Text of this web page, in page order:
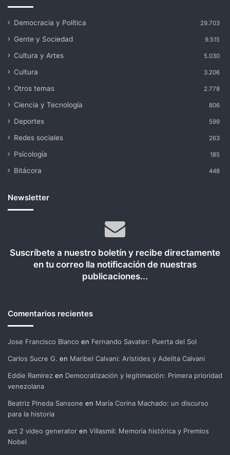
Democracia y Política 29.703
Gente y Sociedad 9.515
Cultura y Artes 5.030
Cultura 3.206
Otros temas 2.778
Ciencia y Tecnología 806
Deportes 599
Redes sociales 263
Psicología 185
Bitácora 448
Newsletter
Suscríbete a nuestro boletín y recibe directamente
en tu correo lla notificación de nuestras
publicaciones...
Comentarios recientes
Jose Francisco Blanco en Fernando Savater: Puerta del Sol
Carlos Sucre G. en Maribel Calvani: Arístides y Adelita Calvani
Eddie Ramirez en Democratización y legitimación: Primera prioridad
venezolana
Beatriz Pineda Sansone en María Corina Machado: un discurso
para la historia
act 2 video generator en Villasmil: Memoria histórica y Premios
Nobel